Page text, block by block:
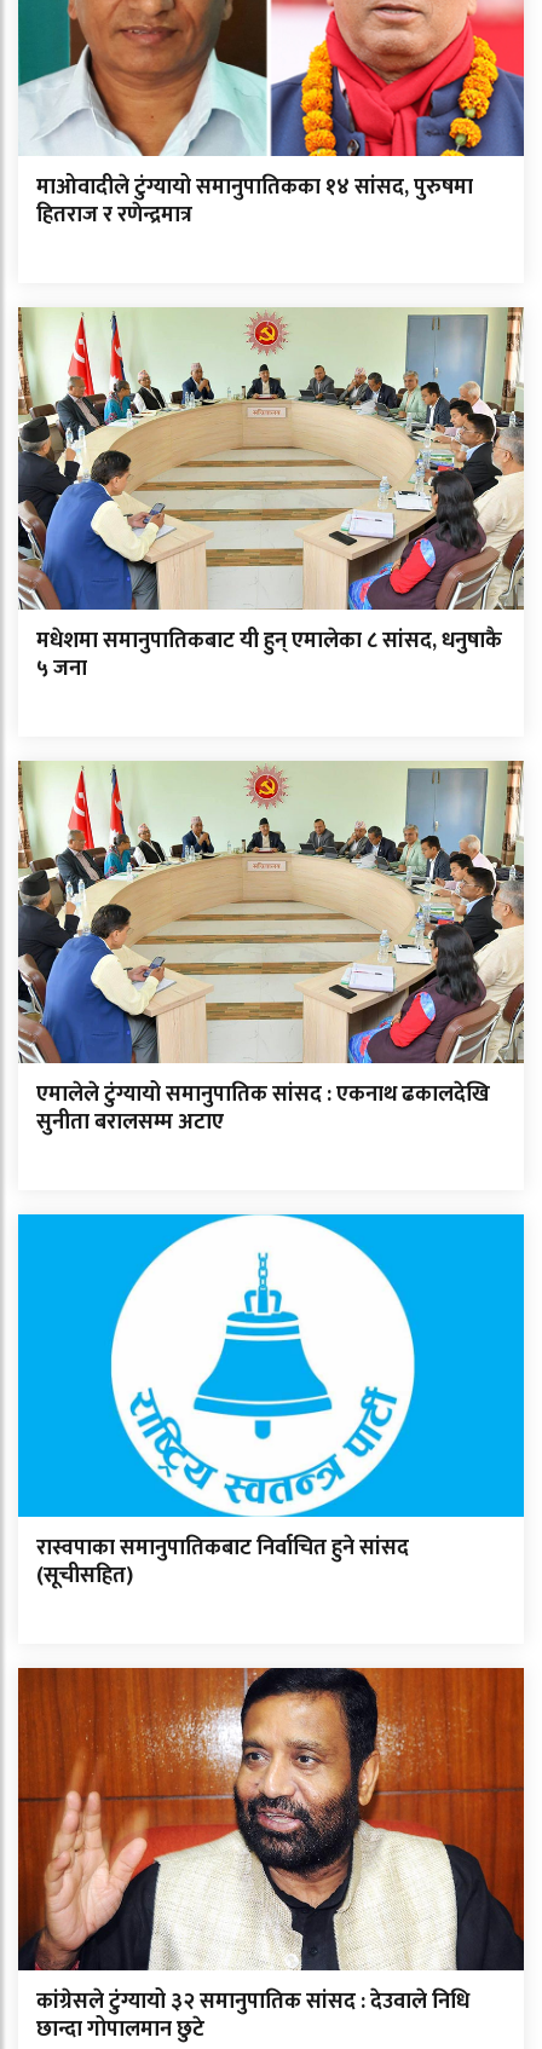
माओवादीले टुंग्यायो समानुपातिकका १४ सांसद, पुरुषमा
हितराज र रणेन्द्रमात्र
मधेशमा समानुपातिकबाट यी हुन् एमालेका ८ सांसद, धनुषाकै
५ जना
एमालेले टुंग्यायो समानुपातिक सांसद : एकनाथ ढकालदेखि
सुनीता बरालसम्म अटाए
रास्वपाका समानुपातिकबाट निर्वाचित हुने सांसद
(सूचीसहित)
कांग्रेसले टुंग्यायो ३२ समानुपातिक सांसद : देउवाले निधि
छान्दा गोपालमान छुटे